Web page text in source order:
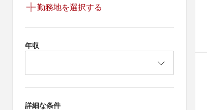
勤務地を選択する
年収
詳細な条件